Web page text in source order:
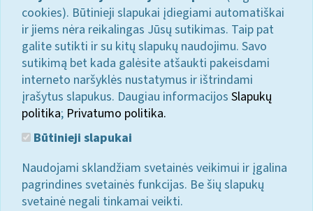
cookies). Būtinieji slapukai įdiegiami automatiškai
ir jiems nėra reikalingas Jūsų sutikimas. Taip pat
galite sutikti ir su kitų slapukų naudojimu. Savo
sutikimą bet kada galėsite atšaukti pakeisdami
interneto naršyklės nustatymus ir ištrindami
įrašytus slapukus. Daugiau informacijos Slapukų
politika; Privatumo politika.
Būtinieji slapukai
Naudojami sklandžiam svetainės veikimui ir įgalina
pagrindines svetainės funkcijas. Be šių slapukų
svetainė negali tinkamai veikti.